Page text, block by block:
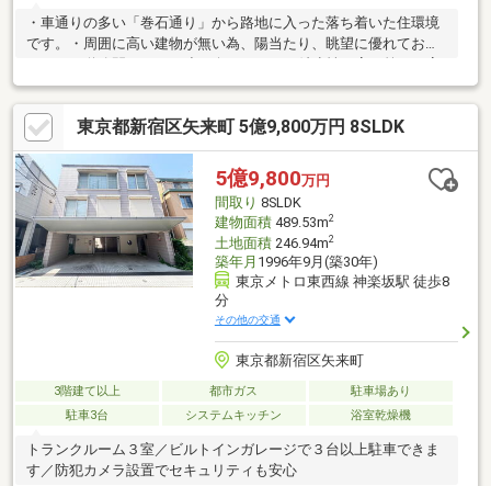
・車通りの多い「巻石通り」から路地に入った落ち着いた住環境
です。・周囲に高い建物が無い為、陽当たり、眺望に優れており
度地区の整形地です。土地としてのポテンシャルも高い物件で
す。≪平成10年築、ミサワホーム施工、こだわりの2階建て注文
住宅≫・2階の西側洋室の床部分には約10帖の大収納空間「蔵」
を設けております。季節用品や趣味の道具、お子様のおもちゃな
どすっきりと収納できます。・東南側バルコニー側は建物が建っ
ていない為、眺望・採光にも優れております。・カースペース3台
ございます。ご家族の自転車も無理なく駐車できます。
東京都新宿区矢来町 5億9,800万円 8SLDK
5億9,800万円
間取り 8SLDK
建物面積489.53m2
土地面積246.94m2
築年月 1996年9月(築30年)
東京メトロ東西線 神楽坂駅 徒歩8
分
その他の交通
東京都新宿区矢来町
3階建て以上 都市ガス
駐車場あり
駐車3台
システムキッチン 浴室乾燥機
トランクルーム３室／ビルトインガレージで３台以上駐車できま
す／防犯カメラ設置でセキュリティも安心